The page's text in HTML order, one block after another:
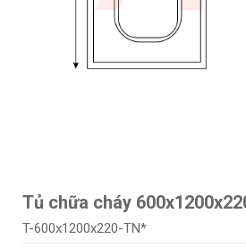
Tủ chữa cháy
T-600x1200x220-TN*